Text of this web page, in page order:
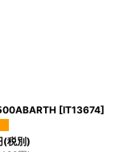
[IT13674]
(税別)